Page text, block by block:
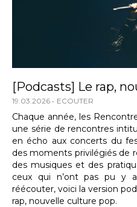
[Podcasts] Le rap,
19.03.2026 ECOUTER
Chaque année, les
une série de rencontres
en écho aux concerts du
des moments privilégiés de
des musiques et des
ceux qui n’ont pas pu y
réécouter, voici la version
rap, nouvelle culture pop.